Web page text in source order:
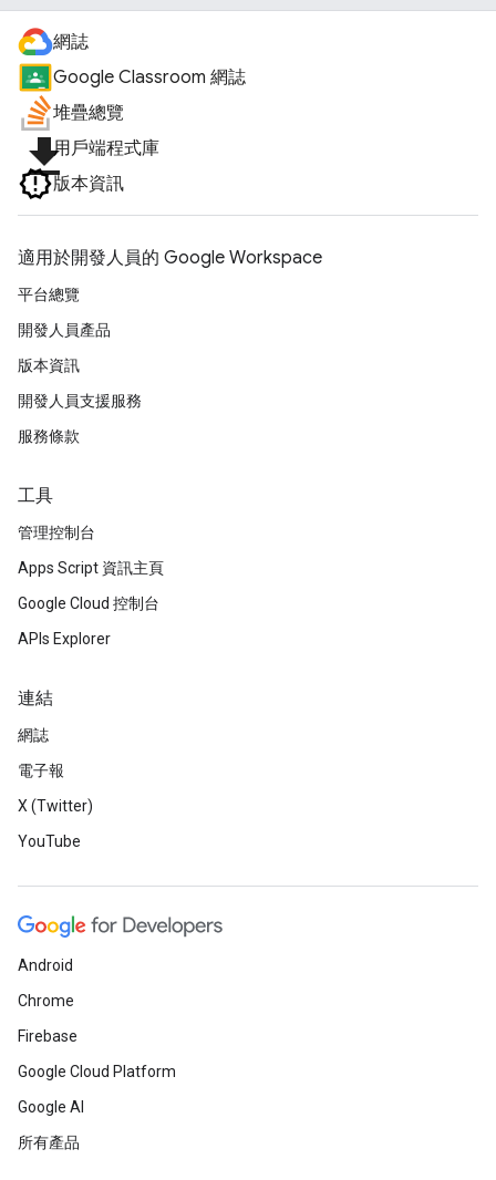
網誌
Google Classroom 網誌
堆疊總覽
file_download用戶端程式庫
版本資訊
適用於開發人員的 Google Workspace
平台總覽
開發人員產品
版本資訊
開發人員支援服務
服務條款
工具
管理控制台
Apps Script 資訊主頁
Google Cloud 控制台
APIs Explorer
連結
網誌
電子報
X (Twitter)
YouTube
Android
Chrome
Firebase
Google Cloud Platform
Google AI
所有產品